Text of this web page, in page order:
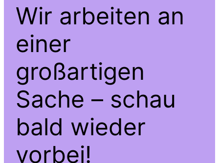
Wir arbeiten an
einer
großartigen
Sache – schau
bald wieder
vorbei!